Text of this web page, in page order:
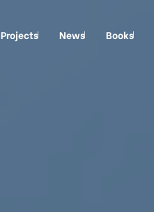
Projects News Books